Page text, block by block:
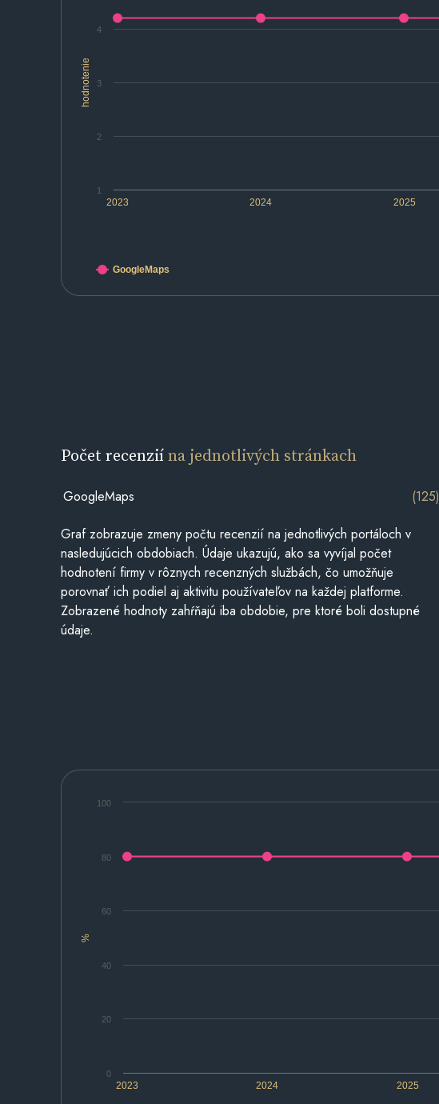
hodnotenie
2023 2024 2025
1
2
3
4
GoogleMaps
Počet recenziína jednotlivých stránkach
GoogleMaps (125)
Graf zobrazuje zmeny počtu recenzií na jednotlivých portáloch v
nasledujúcich obdobiach. Údaje ukazujú, ako sa vyvíjal počet
hodnotení firmy v rôznych recenzných službách, čo umožňuje
porovnať ich podiel aj aktivitu používateľov na každej platforme.
Zobrazené hodnoty zahŕňajú iba obdobie, pre ktoré boli dostupné
údaje.
%
2023 2024 2025
0
20
40
60
80
100